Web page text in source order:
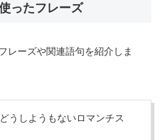
ったフレーズ
レーズや関連語句を紹介しま
うしようもないロマンチス